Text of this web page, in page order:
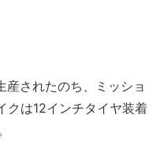
産されたのち、ミッショ
クは12インチタイヤ装着